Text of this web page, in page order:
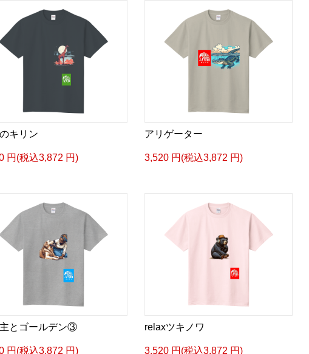
キリン
円(税込3,872 円)
アリゲーター
3,520 円(税込3,872 円)
とゴールデン③
円(税込3,872 円)
relaxツキノワ
3,520 円(税込3,872 円)